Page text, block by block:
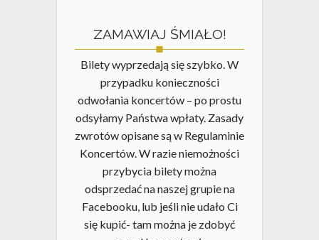
ZAMAWIAJ ŚMIAŁO!
Bilety wyprzedają się szybko. W
przypadku konieczności
odwołania koncertów – po prostu
odsyłamy Państwa wpłaty. Zasady
zwrotów opisane są w Regulaminie
Koncertów. W razie niemożności
przybycia bilety można
odsprzedać na naszej grupie na
Facebooku, lub jeśli nie udało Ci
się kupić- tam można je zdobyć